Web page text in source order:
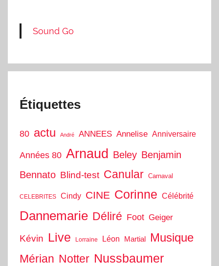
Sound Go
Étiquettes
80 actu André ANNEES Annelise Anniversaire
Années 80 Arnaud Beley Benjamin
Bennato Blind-test Canular Carnaval
CELEBRITES Cindy CINE Corinne Célébrité
Dannemarie Déliré Foot Geiger
Kévin Live Lorraine Léon Martial
Musique
Mérian Notter Nussbaumer